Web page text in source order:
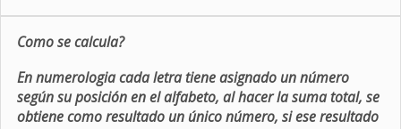
Como se calcula?
En numerologia cada letra tiene asignado un número
según su posición en el alfabeto, al hacer la suma total, se
obtiene como resultado un único número, si ese resultado